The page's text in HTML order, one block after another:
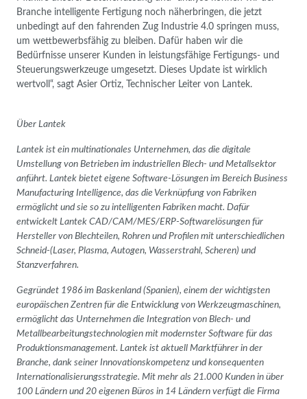
Branche intelligente Fertigung noch näherbringen, die jetzt
unbedingt auf den fahrenden Zug Industrie 4.0 springen muss,
um wettbewerbsfähig zu bleiben. Dafür haben wir die
Bedürfnisse unserer Kunden in leistungsfähige Fertigungs- und
Steuerungswerkzeuge umgesetzt. Dieses Update ist wirklich
wertvoll“, sagt Asier Ortiz, Technischer Leiter von Lantek.
Über Lantek
Lantek ist ein multinationales Unternehmen, das die digitale
Umstellung von Betrieben im industriellen Blech- und Metallsektor
anführt. Lantek bietet eigene Software-Lösungen im Bereich Business
Manufacturing Intelligence, das die Verknüpfung von Fabriken
ermöglicht und sie so zu intelligenten Fabriken macht. Dafür
entwickelt Lantek CAD/CAM/MES/ERP-Softwarelösungen für
Hersteller von Blechteilen, Rohren und Profilen mit unterschiedlichen
Schneid-(Laser, Plasma, Autogen, Wasserstrahl, Scheren) und
Stanzverfahren.
Gegründet 1986 im Baskenland (Spanien), einem der wichtigsten
europäischen Zentren für die Entwicklung von Werkzeugmaschinen,
ermöglicht das Unternehmen die Integration von Blech- und
Metallbearbeitungstechnologien mit modernster Software für das
Produktionsmanagement. Lantek ist aktuell Marktführer in der
Branche, dank seiner Innovationskompetenz und konsequenten
Internationalisierungsstrategie. Mit mehr als 21.000 Kunden in über
100 Ländern und 20 eigenen Büros in 14 Ländern verfügt die Firma